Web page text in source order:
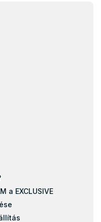
a EXCLUSIVE